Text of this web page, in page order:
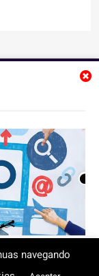
noticias
registrarte
August
navegando